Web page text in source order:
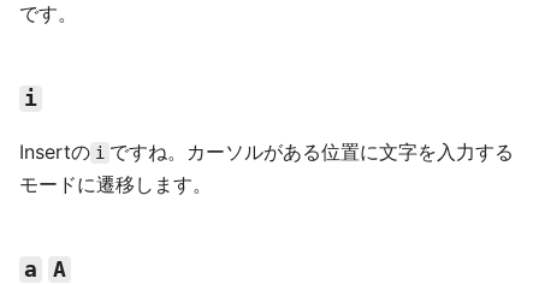
です。
i
Insertの i ですね。カーソルがある位置に文字を入力する
モードに遷移します。
a A